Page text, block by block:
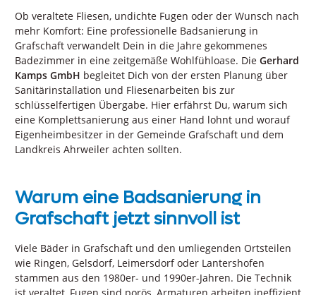
Ob veraltete Fliesen, undichte Fugen oder der Wunsch nach
mehr Komfort: Eine professionelle Badsanierung in
Grafschaft verwandelt Dein in die Jahre gekommenes
Badezimmer in eine zeitgemäße Wohlfühloase. Die Gerhard
Kamps GmbH begleitet Dich von der ersten Planung über
Sanitärinstallation und Fliesenarbeiten bis zur
schlüsselfertigen Übergabe. Hier erfährst Du, warum sich
eine Komplettsanierung aus einer Hand lohnt und worauf
Eigenheimbesitzer in der Gemeinde Grafschaft und dem
Landkreis Ahrweiler achten sollten.
Warum eine Badsanierung in
Grafschaft jetzt sinnvoll ist
Viele Bäder in Grafschaft und den umliegenden Ortsteilen
wie Ringen, Gelsdorf, Leimersdorf oder Lantershofen
stammen aus den 1980er- und 1990er-Jahren. Die Technik
ist veraltet, Fugen sind porös, Armaturen arbeiten ineffizient